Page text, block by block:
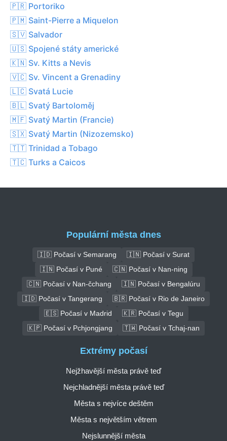
🇵🇷 Portoriko
🇵🇲 Saint-Pierre a Miquelon
🇸🇻 Salvador
🇺🇸 Spojené státy americké
🇰🇳 Sv. Kitts a Nevis
🇻🇨 Sv. Vincent a Grenadiny
🇱🇨 Svatá Lucie
🇧🇱 Svatý Bartoloměj
🇲🇫 Svatý Martin (Francie)
🇸🇽 Svatý Martin (Nizozemsko)
🇹🇹 Trinidad a Tobago
🇹🇨 Turks a Caicos
Populární města dnes
🇮🇩 Počasí v Semarang
🇮🇳 Počasí v Surat
🇮🇳 Počasí v Puné
🇨🇳 Počasí v Nan-ning
🇨🇳 Počasí v Nan-čchang
🇮🇳 Počasí v Bengalúru
🇮🇩 Počasí v Tangerang
🇧🇷 Počasí v Rio de Janeiro
🇪🇸 Počasí v Madrid
🇰🇷 Počasí v Tegu
🇰🇵 Počasí v Pchjongjang
🇹🇼 Počasí v Tchaj-nan
Extrémy počasí
Nejžhavější města právě teď
Nejchladnější města právě teď
Města s nejvíce deštěm
Města s největším větrem
Nejslunnější města